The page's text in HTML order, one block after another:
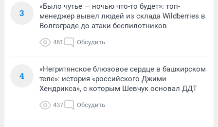
3
«Было чутье — ночью что-то будет»: топ-
менеджер вывел людей из склада Wildberries в
Волгограде до атаки беспилотников
461 Обсудить
4
«Негритянское блюзовое сердце в башкирском
теле»: история «российского Джими
Хендрикса», с которым Шевчук основал ДДТ
437 Обсудить